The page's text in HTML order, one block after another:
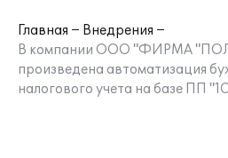
Главная
Внедрения
В компании ООО "ФИРМА
произведена автоматизация
налогового учета на базе ПП